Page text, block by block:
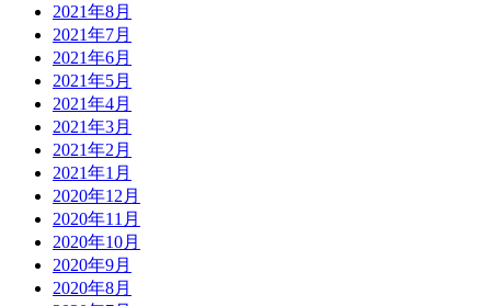
2021年8月
2021年7月
2021年6月
2021年5月
2021年4月
2021年3月
2021年2月
2021年1月
2020年12月
2020年11月
2020年10月
2020年9月
2020年8月